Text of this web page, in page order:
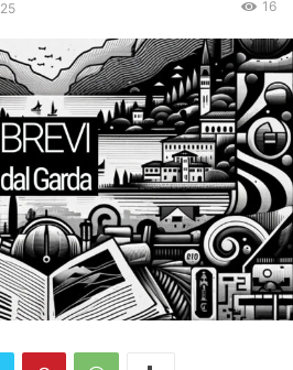
16